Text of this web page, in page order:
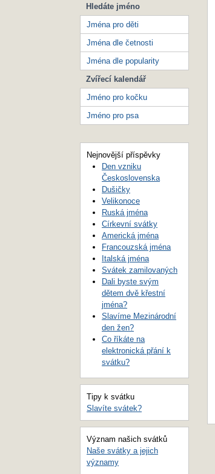
Hledáte jméno
Jména pro děti
Jména dle četnosti
Jména dle popularity
Zvířecí kalendář
Jméno pro kočku
Jméno pro psa
Nejnovější příspěvky
Den vzniku
Československa
Dušičky
Velikonoce
Ruská jména
Církevní svátky
Americká jména
Francouzská jména
Italská jména
Svátek zamilovaných
Dali byste svým
dětem dvě křestní
jména?
Slavíme Mezinárodní
den žen?
Co říkáte na
elektronická přání k
svátku?
Tipy k svátku
Slavíte svátek?
Význam našich svátků
Naše svátky a jejich
významy